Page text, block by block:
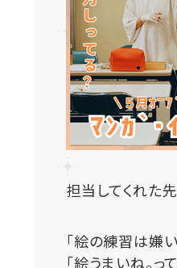
担当してくれた
「絵の練習は嫌い
「絵うまいね。